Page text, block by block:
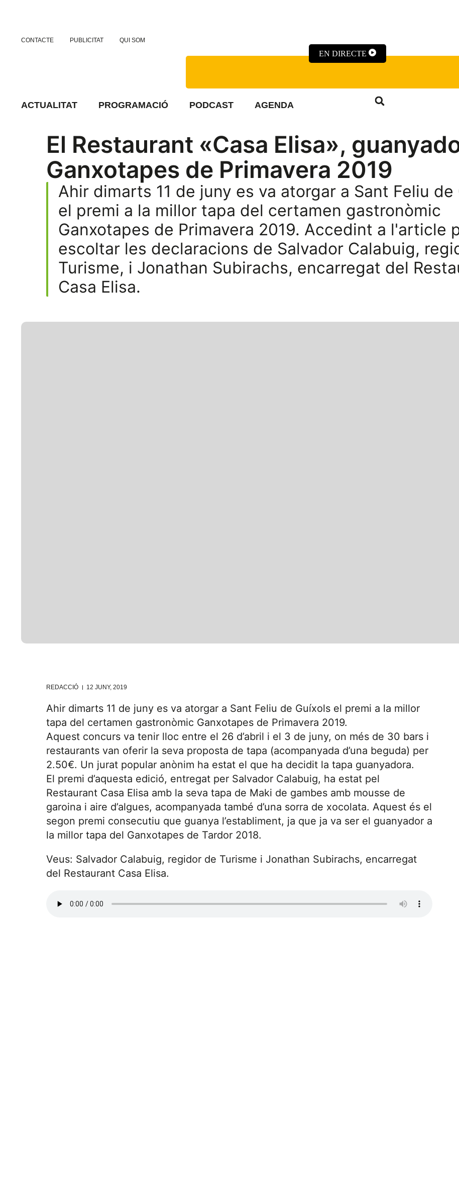
CONTACTE PUBLICITAT QUI SOM
EN DIRECTE
ACTUALITAT PROGRAMACIÓ PODCAST AGENDA
El Restaurant «Casa Elisa»,
Ganxotapes de Primavera 2019
Ahir dimarts 11 de juny es va atorgar a Sant Feliu de
el premi a la millor tapa del certamen gastronòmic
Ganxotapes de Primavera 2019. Accedint a l'article
escoltar les declaracions de Salvador Calabuig,
Turisme, i Jonathan Subirachs, encarregat del
Casa Elisa.
REDACCIÓ 12 JUNY, 2019
Ahir dimarts 11 de juny es va atorgar a Sant Feliu de Guíxols el premi a la millor
tapa del certamen gastronòmic Ganxotapes de Primavera 2019.
Aquest concurs va tenir lloc entre el 26 d’abril i el 3 de juny, on més de 30 bars i
restaurants van oferir la seva proposta de tapa (acompanyada d’una beguda) per
2.50€. Un jurat popular anònim ha estat el que ha decidit la tapa guanyadora.
El premi d’aquesta edició, entregat per Salvador Calabuig, ha estat pel
Restaurant Casa Elisa amb la seva tapa de Maki de gambes amb mousse de
garoina i aire d’algues, acompanyada també d’una sorra de xocolata. Aquest és el
segon premi consecutiu que guanya l’establiment, ja que ja va ser el guanyador a
la millor tapa del Ganxotapes de Tardor 2018.
Veus: Salvador Calabuig, regidor de Turisme i Jonathan Subirachs, encarregat
del Restaurant Casa Elisa.